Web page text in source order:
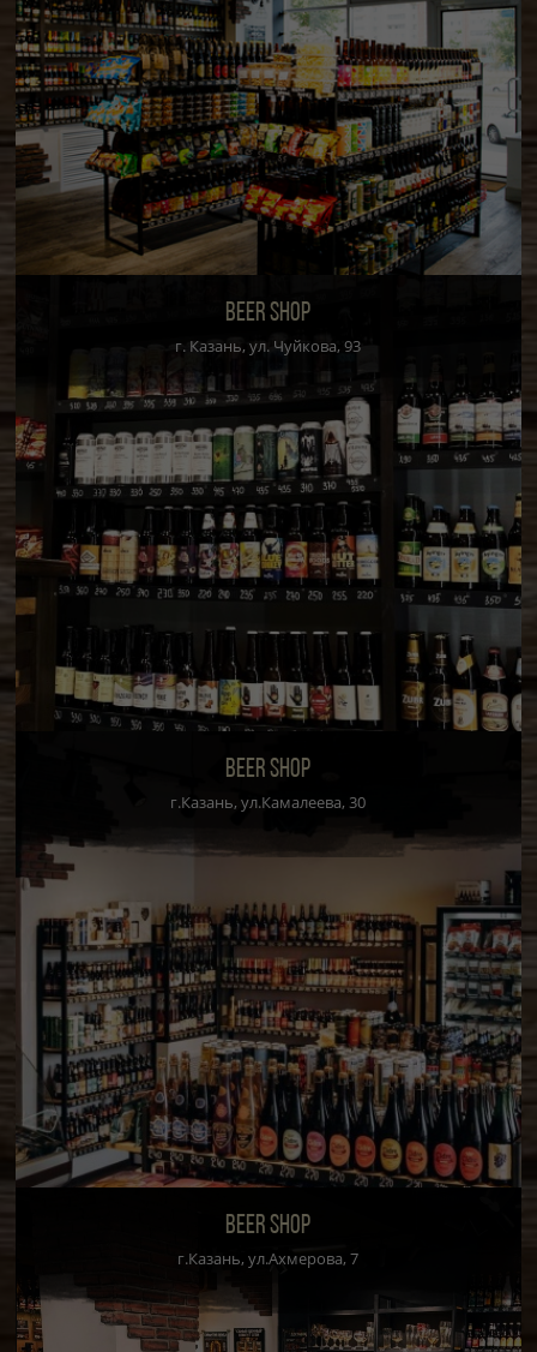
BEER SHOP
г. Казань, ул. Чуйкова, 93
BEER SHOP
г.Казань, ул.Камалеева, 30
BEER SHOP
г.Казань, ул.Ахмерова, 7